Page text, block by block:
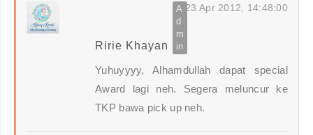
Ririe Khayan
23 Apr 2012, 14:48:00
Yuhuyyyy, Alhamdullah dapat special
Award lagi neh. Segera meluncur ke
TKP bawa pick up neh.